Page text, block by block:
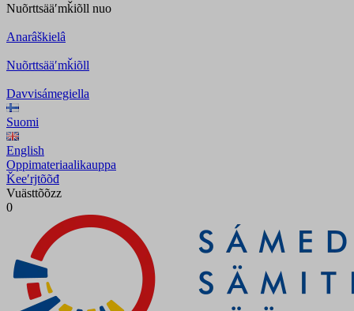
Nuõrttsääʹmǩiõll nuo
Anarâškielâ
Nuõrttsääʹmǩiõll
Davvisámegiella
Suomi
English
Oppimateriaalikauppa
Ǩeeʹrjtõõđ
Vuästtõõzz
0